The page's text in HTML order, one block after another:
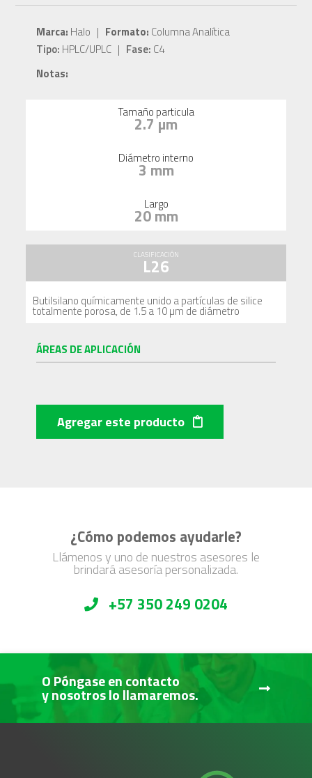
Marca: Halo | Formato: Columna Analítica
Tipo: HPLC/UPLC | Fase: C4
Notas:
Tamaño particula
2.7 µm
Diámetro interno
3 mm
Largo
20 mm
CLASIFICACIÓN
L26
Butilsilano químicamente unido a partículas de silice
totalmente porosa, de 1.5 a 10 µm de diámetro
ÁREAS DE APLICACIÓN
Agregar este producto
¿Cómo podemos ayudarle?
Llámenos y uno de nuestros asesores le
brindará asesoría personalizada.
+57 350 249 0204
O Póngase en contacto
y nosotros lo llamaremos.